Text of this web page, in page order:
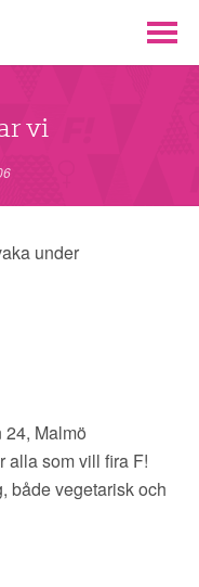
▼
vi
under
Malmö
alla som vill fira F!
både vegetarisk och